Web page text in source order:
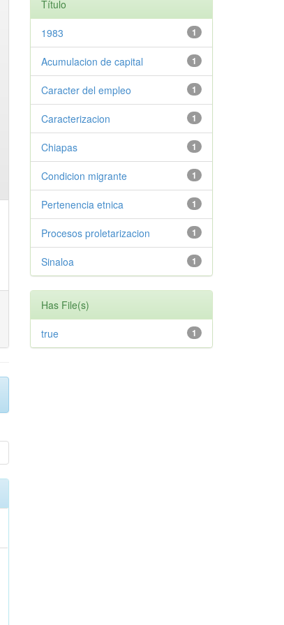
Título
1
1983
1
Acumulacion de capital
1
Caracter del empleo
1
Caracterizacion
1
Chiapas
1
Condicion migrante
1
Pertenencia etnica
1
Procesos proletarizacion
1
Sinaloa
Has File(s)
1
true